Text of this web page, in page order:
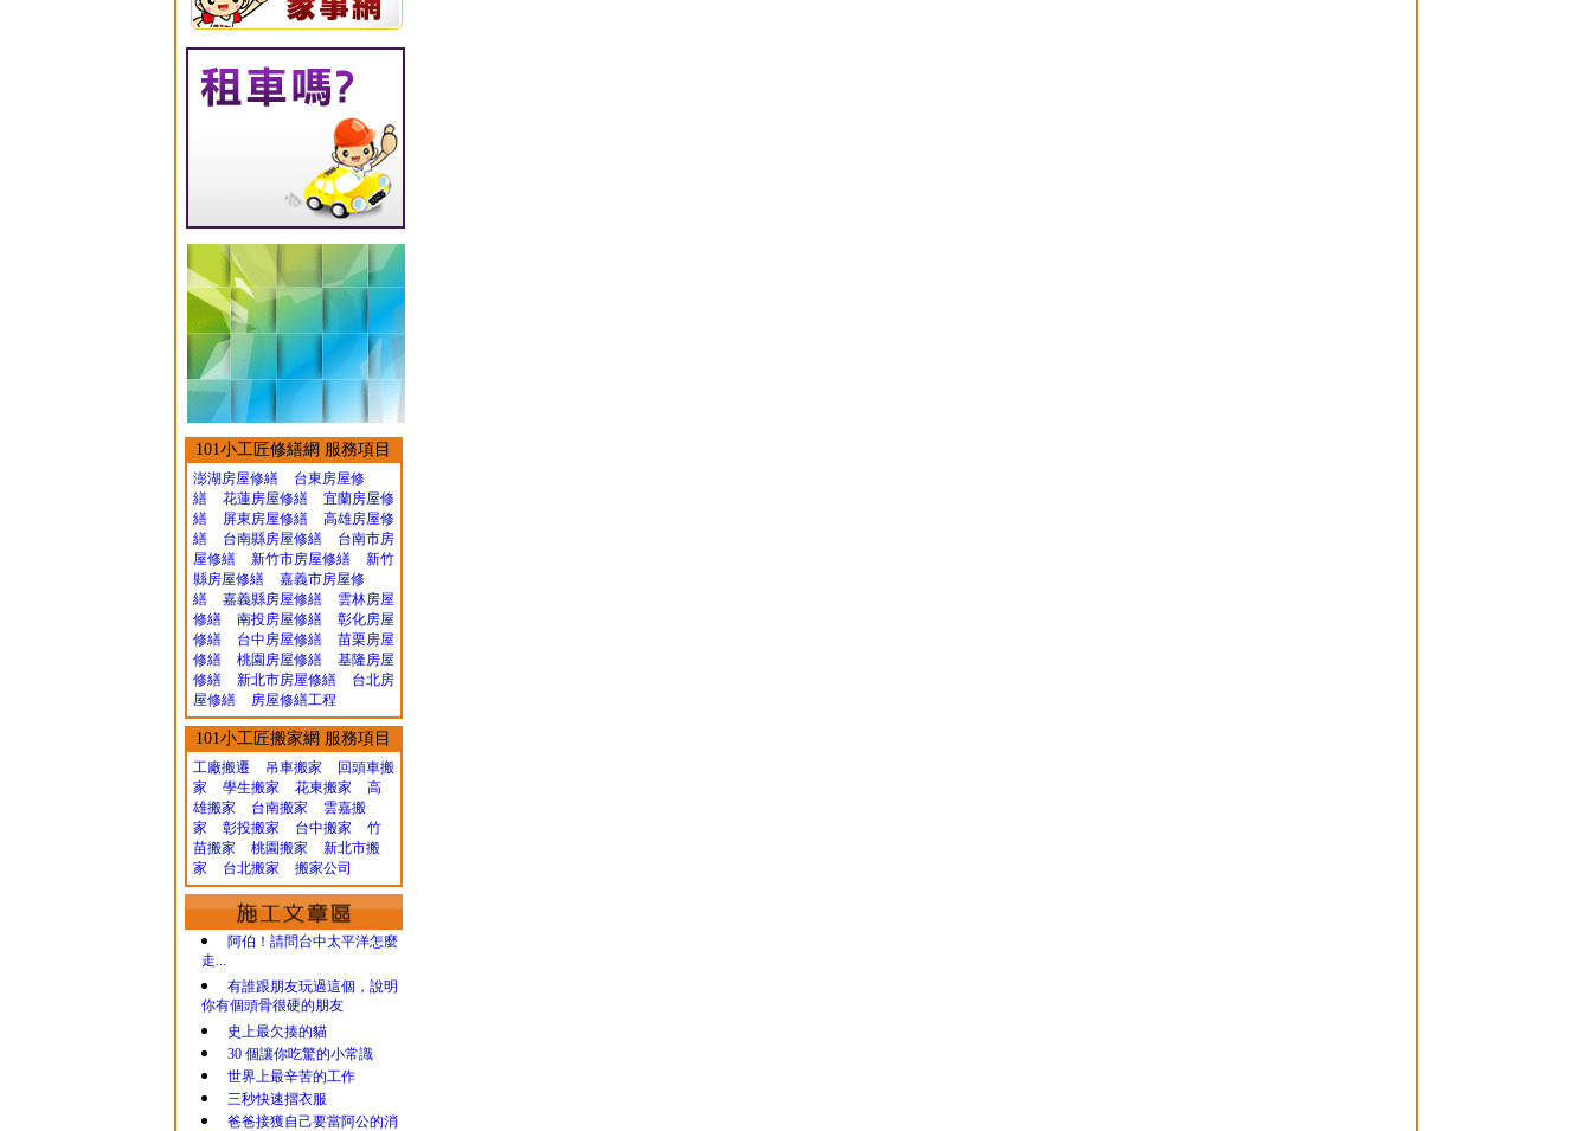
101小工匠修繕網 服務項目
澎湖房屋修繕
台東房屋修
繕
花蓮房屋修繕
宜蘭房屋修
繕
屏東房屋修繕
高雄房屋修
繕
台南縣房屋修繕
台南市房
屋修繕
新竹市房屋修繕
新竹
縣房屋修繕
嘉義市房屋修
繕
嘉義縣房屋修繕
雲林房屋
修繕
南投房屋修繕
彰化房屋
修繕
台中房屋修繕
苗栗房屋
修繕
桃園房屋修繕
基隆房屋
修繕
新北市房屋修繕
台北房
屋修繕
房屋修繕工程
101小工匠搬家網 服務項目
工廠搬遷 吊車搬家
回頭車搬
家
學生搬家 花東搬家
高
雄搬家
台南搬家
雲嘉搬
家
彰投搬家 台中搬家
竹
苗搬家
桃園搬家
新北市搬
家
台北搬家 搬家公司
阿伯！請問台中太平洋怎麼
走...
有誰跟朋友玩過這個，說明
你有個頭骨很硬的朋友
史上最欠揍的貓
30 個讓你吃驚的小常識
世界上最辛苦的工作
三秒快速摺衣服
爸爸接獲自己要當阿公的消